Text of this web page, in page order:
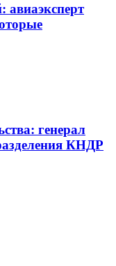
авиаэксперт
генерал
КНДР